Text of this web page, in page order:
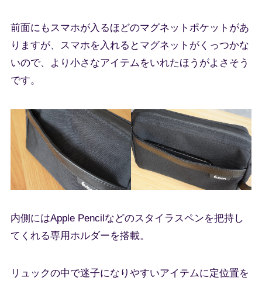
前面にもスマホが入るほどのマグネットポケットがあ
りますが、スマホを入れるとマグネットがくっつかな
いので、より小さなアイテムをいれたほうがよさそう
です。
内側にはApple Pencilなどのスタイラスペンを把持し
てくれる専用ホルダーを搭載。
リュックの中で迷子になりやすいアイテムに定位置を